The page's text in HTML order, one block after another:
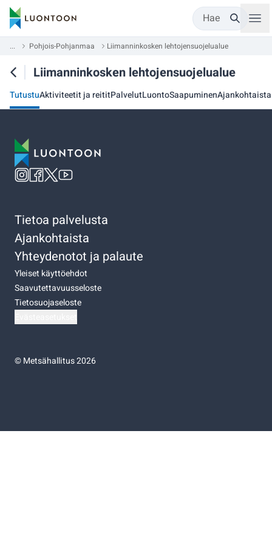
Hae
... Pohjois-Pohjanmaa Liimanninkosken lehtojensuojelualue
Liimanninkosken lehtojensuojelualue
TutustuAktiviteetit ja reititPalvelutLuontoSaapuminenAjankohtaista
Tietoa palvelusta
Ajankohtaista
Yhteydenotot ja palaute
Yleiset käyttöehdot
Saavutettavuusseloste
Tietosuojaseloste
©Metsähallitus 2026